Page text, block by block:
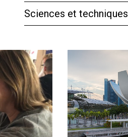
Sciences et techniques